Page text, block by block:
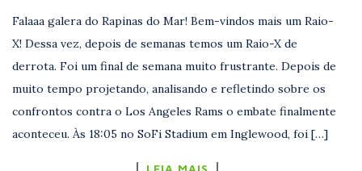
Falaaa galera do Rapinas do Mar! Bem-vindos mais um Raio-
X! Dessa vez, depois de semanas temos um Raio-X de
derrota. Foi um final de semana muito frustrante. Depois de
muito tempo projetando, analisando e refletindo sobre os
confrontos contra o Los Angeles Rams o embate finalmente
aconteceu. Às 18:05 no SoFi Stadium em Inglewood, foi […]
LEIA MAIS